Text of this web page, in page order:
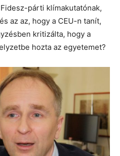
párti klímakutatónak,
az az, hogy a CEU-n tanít,
kritizálta, hogy a
hozta az egyetemet?